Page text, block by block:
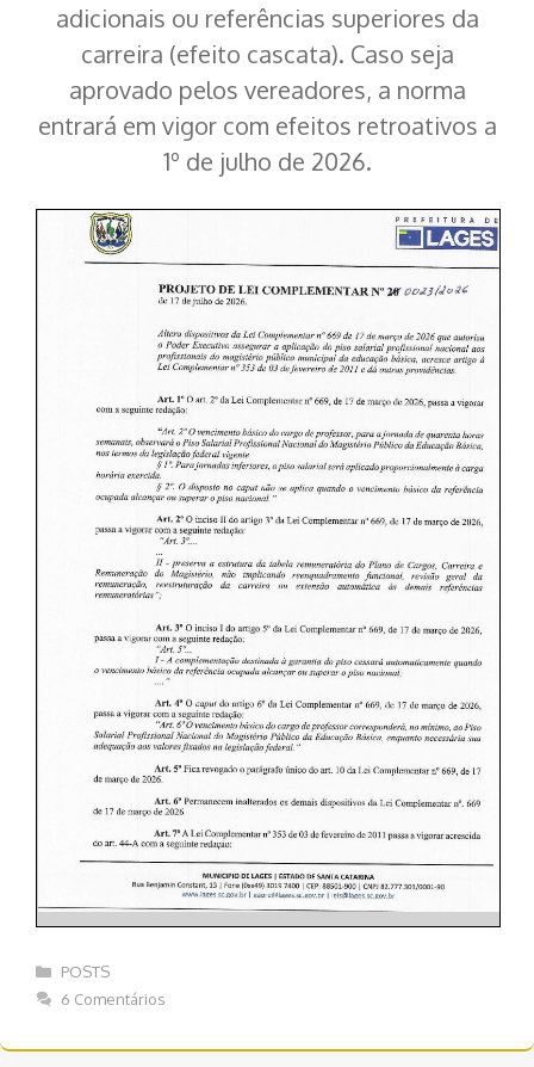
adicionais ou referências superiores da
carreira (efeito cascata). Caso seja
aprovado pelos vereadores, a norma
entrará em vigor com efeitos retroativos a
1º de julho de 2026.
Categorias
POSTS
6 Comentários